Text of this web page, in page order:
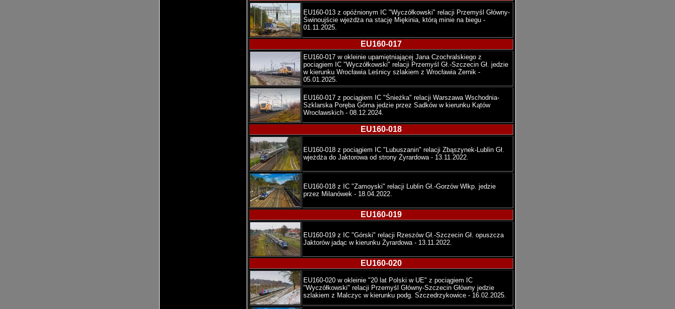
EU160-013 z opóźnionym IC "Wyczółkowski" relacji Przemyśl Główny-
Świnoujście wjeżdża na stację Miękinia, którą minie na biegu -
01.11.2025.
EU160-017
EU160-017 w okleinie upamiętniającej Jana Czochralskiego z
pociągiem IC "Wyczółkowski" relacji Przemyśl Gł.-Szczecin Gł. jedzie
w kierunku Wrocławia Leśnicy szlakiem z Wrocławia Żernik -
05.01.2025.
EU160-017 z pociągiem IC "Śnieżka" relacji Warszawa Wschodnia-
Szklarska Poręba Górna jedzie przez Sadków w kierunku Kątów
Wrocławskich - 08.12.2024.
EU160-018
EU160-018 z pociągiem IC "Lubuszanin" relacji Zbąszynek-Lublin Gł.
wjeżdża do Jaktorowa od strony Żyrardowa - 13.11.2022.
EU160-018 z IC "Zamoyski" relacji Lublin Gł.-Gorzów Wlkp. jedzie
przez Milanówek - 18.04.2022.
EU160-019
EU160-019 z IC "Górski" relacji Rzeszów Gł.-Szczecin Gł. opuszcza
Jaktorów jadąc w kierunku Żyrardowa - 13.11.2022.
EU160-020
EU160-020 w okleinie "20 lat Polski w UE" z pociągiem IC
"Wyczółkowski" relacji Przemyśl Główny-Szczecin Główny jedzie
szlakiem z Malczyc w kierunku podg. Szczedrzykowice - 16.02.2025.